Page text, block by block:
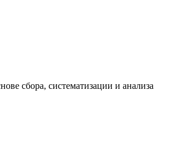
сбора, систематизации и анализа